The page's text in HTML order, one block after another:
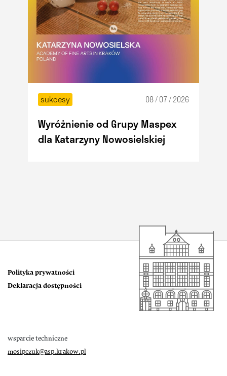
sukcesy 08 / 07 / 2026
Wyróżnienie od Grupy Maspex
dla Katarzyny Nowosielskiej
Polityka prywatności
Deklaracja dostępności
wsparcie techniczne
mosipczuk@asp.krakow.pl